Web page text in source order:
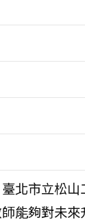
北市立松山
能夠對未